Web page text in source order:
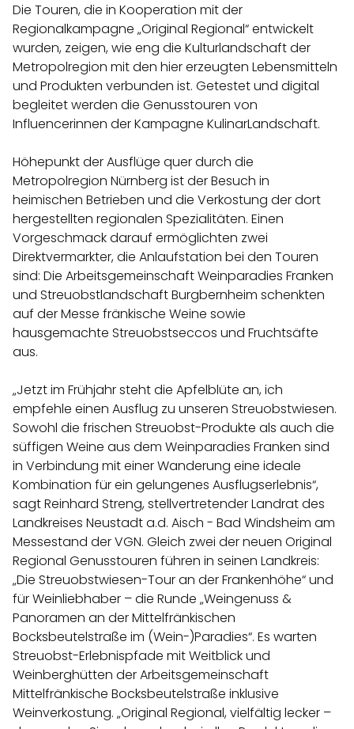
Die Touren, die in Kooperation mit der
Regionalkampagne „Original Regional“ entwickelt
wurden, zeigen, wie eng die Kulturlandschaft der
Metropolregion mit den hier erzeugten Lebensmitteln
und Produkten verbunden ist. Getestet und digital
begleitet werden die Genusstouren von
Influencerinnen der Kampagne KulinarLandschaft.
Höhepunkt der Ausflüge quer durch die
Metropolregion Nürnberg ist der Besuch in
heimischen Betrieben und die Verkostung der dort
hergestellten regionalen Spezialitäten. Einen
Vorgeschmack darauf ermöglichten zwei
Direktvermarkter, die Anlaufstation bei den Touren
sind: Die Arbeitsgemeinschaft Weinparadies Franken
und Streuobstlandschaft Burgbernheim schenkten
auf der Messe fränkische Weine sowie
hausgemachte Streuobstseccos und Fruchtsäfte
aus.
„Jetzt im Frühjahr steht die Apfelblüte an, ich
empfehle einen Ausflug zu unseren Streuobstwiesen.
Sowohl die frischen Streuobst-Produkte als auch die
süffigen Weine aus dem Weinparadies Franken sind
in Verbindung mit einer Wanderung eine ideale
Kombination für ein gelungenes Ausflugserlebnis“,
sagt Reinhard Streng, stellvertretender Landrat des
Landkreises Neustadt a.d. Aisch - Bad Windsheim am
Messestand der VGN. Gleich zwei der neuen Original
Regional Genusstouren führen in seinen Landkreis:
„Die Streuobstwiesen-Tour an der Frankenhöhe“ und
für Weinliebhaber – die Runde „Weingenuss &
Panoramen an der Mittelfränkischen
Bocksbeutelstraße im (Wein-)Paradies“. Es warten
Streuobst-Erlebnispfade mit Weitblick und
Weinberghütten der Arbeitsgemeinschaft
Mittelfränkische Bocksbeutelstraße inklusive
Weinverkostung. „Original Regional, vielfältig lecker –